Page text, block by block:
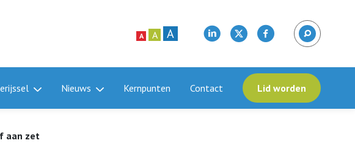
A A A
Nieuws Kernpunten Contact Lid worden
aan zet